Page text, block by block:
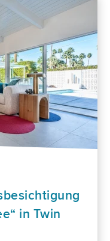
in Twin